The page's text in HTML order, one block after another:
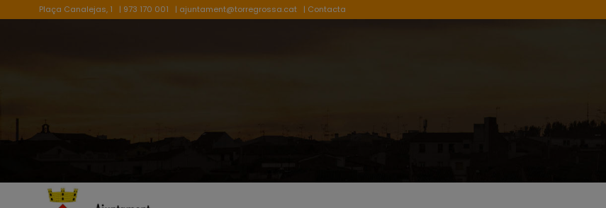
Plaça Canalejas, 1 | 973 170 001 | ajuntament@torregrossa.cat | Contacta